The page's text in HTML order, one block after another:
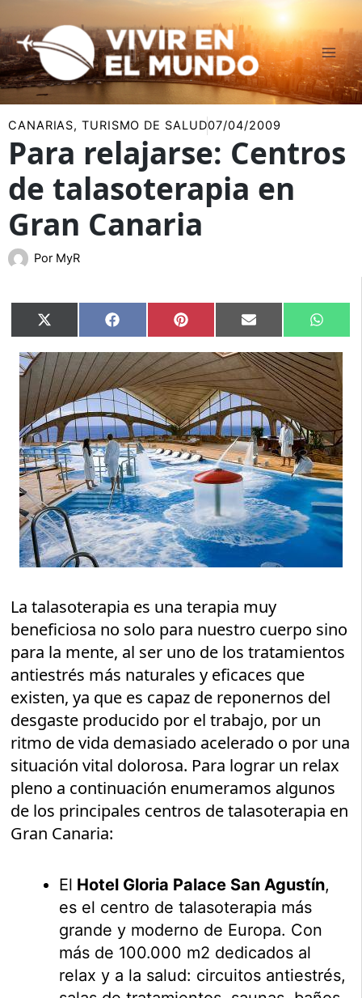
al
contenido
CANARIAS,TURISMO DE SALUD07/04/2009
Para relajarse: Centros
de talasoterapia en
Gran Canaria
Por MyR
Compartir
en
X
(Twitter)
Compartir
en
Facebook Compartir
en
Pinterest Compartir
en
Email
en
La talasoterapia es una terapia muy
beneficiosa no solo para nuestro cuerpo sino
para la mente, al ser uno de los tratamientos
antiestrés más naturales y eficaces que
existen, ya que es capaz de reponernos del
desgaste producido por el trabajo, por un
ritmo de vida demasiado acelerado o por una
situación vital dolorosa. Para lograr un relax
pleno a continuación enumeramos algunos
de los principales centros de talasoterapia en
Gran Canaria:
El Hotel Gloria Palace San Agustín,
es el centro de talasoterapia más
grande y moderno de Europa. Con
más de 100.000 m2 dedicados al
relax y a la salud: circuitos antiestrés,